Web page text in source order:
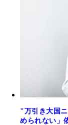
"万引き大国
められない」